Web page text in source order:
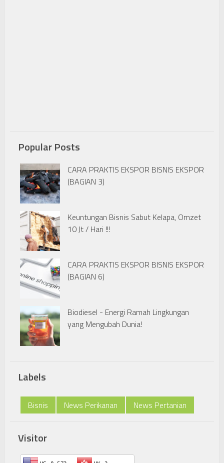
Popular Posts
CARA PRAKTIS EKSPOR BISNIS EKSPOR
(BAGIAN 3)
Keuntungan Bisnis Sabut Kelapa, Omzet
10 Jt / Hari !!!
CARA PRAKTIS EKSPOR BISNIS EKSPOR
(BAGIAN 6)
Biodiesel - Energi Ramah Lingkungan
yang Mengubah Dunia!
Labels
Bisnis News Perikanan News Pertanian
Visitor